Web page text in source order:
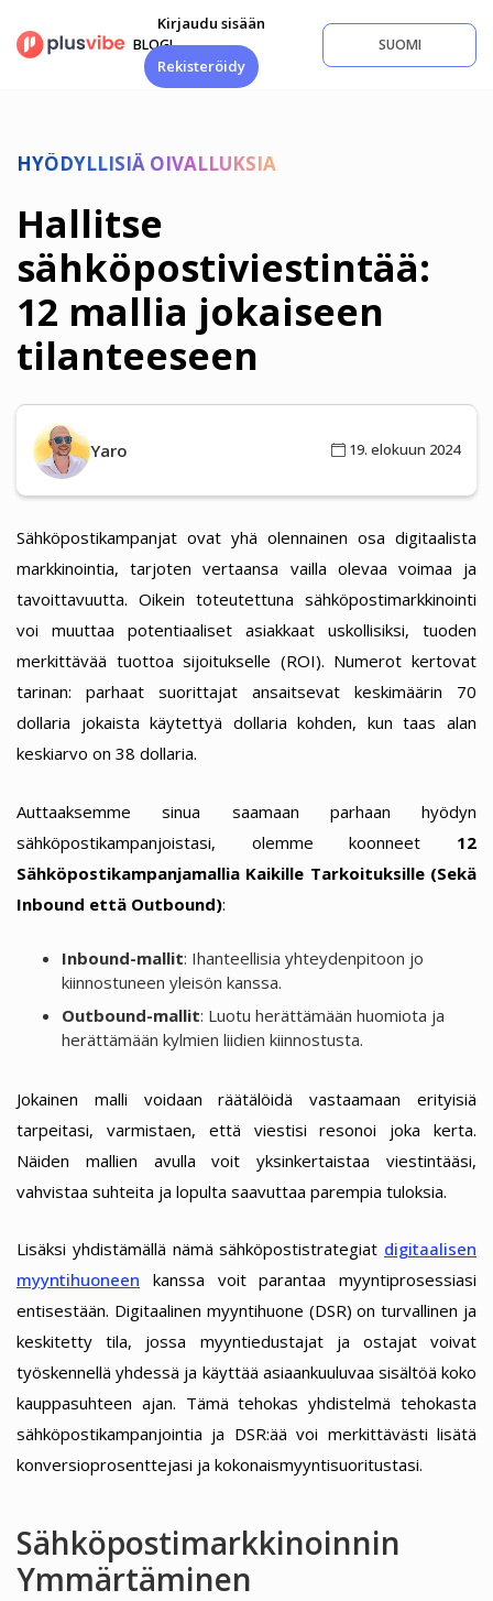
sisältöön
BLOGI
Kirjaudu sisään
Rekisteröidy
SUOMI
HYÖDYLLISIÄ OIVALLUKSIA
Hallitse
sähköpostiviestintää:
12 mallia jokaiseen
tilanteeseen
Yaro 19. elokuun 2024
Sähköpostikampanjat ovat yhä olennainen osa digitaalista
markkinointia, tarjoten vertaansa vailla olevaa voimaa ja
tavoittavuutta. Oikein toteutettuna sähköpostimarkkinointi
voi muuttaa potentiaaliset asiakkaat uskollisiksi, tuoden
merkittävää tuottoa sijoitukselle (ROI). Numerot kertovat
tarinan: parhaat suorittajat ansaitsevat keskimäärin 70
dollaria jokaista käytettyä dollaria kohden, kun taas alan
keskiarvo on 38 dollaria.
Auttaaksemme sinua saamaan parhaan hyödyn
sähköpostikampanjoistasi, olemme koonneet 12
Sähköpostikampanjamallia Kaikille Tarkoituksille (Sekä
Inbound että Outbound):
Inbound-mallit: Ihanteellisia yhteydenpitoon jo
kiinnostuneen yleisön kanssa.
Outbound-mallit: Luotu herättämään huomiota ja
herättämään kylmien liidien kiinnostusta.
Jokainen malli voidaan räätälöidä vastaamaan erityisiä
tarpeitasi, varmistaen, että viestisi resonoi joka kerta.
Näiden mallien avulla voit yksinkertaistaa viestintääsi,
vahvistaa suhteita ja lopulta saavuttaa parempia tuloksia.
Lisäksi yhdistämällä nämä sähköpostistrategiat digitaalisen
myyntihuoneen kanssa voit parantaa myyntiprosessiasi
entisestään. Digitaalinen myyntihuone (DSR) on turvallinen ja
keskitetty tila, jossa myyntiedustajat ja ostajat voivat
työskennellä yhdessä ja käyttää asiaankuuluvaa sisältöä koko
kauppasuhteen ajan. Tämä tehokas yhdistelmä tehokasta
sähköpostikampanjointia ja DSR:ää voi merkittävästi lisätä
konversioprosenttejasi ja kokonaismyyntisuoritustasi.
Sähköpostimarkkinoinnin
Ymmärtäminen